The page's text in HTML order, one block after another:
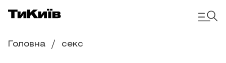
Головна секс